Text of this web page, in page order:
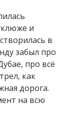
и
в
забыл про
про всё
как
дорога.
на всю